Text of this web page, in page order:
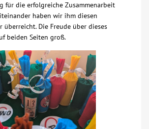
für die erfolgreiche Zusammenarbeit
haben wir ihm diesen
überreicht. Die Freude über dieses
beiden Seiten groß.